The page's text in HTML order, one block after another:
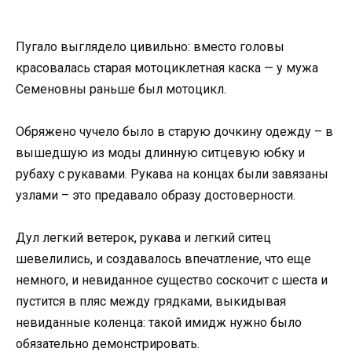
Пугало выглядело цивильно: вместо головы
красовалась старая мотоциклетная каска — у мужа
Семеновны раньше был мотоцикл.
Обряжено чучело было в старую дочкину одежду – в
вышедшую из моды длинную ситцевую юбку и
рубаху с рукавами. Рукава на концах были завязаны
узлами – это предавало образу достоверности.
Дул легкий ветерок, рукава и легкий ситец
шевелились, и создавалось впечатление, что еще
немного, и невиданное существо соскочит с шеста и
пустится в пляс между грядками, выкидывая
невиданные коленца: такой имидж нужно было
обязательно демонстрировать.